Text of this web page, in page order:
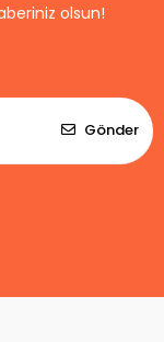
olsun!
Gönder